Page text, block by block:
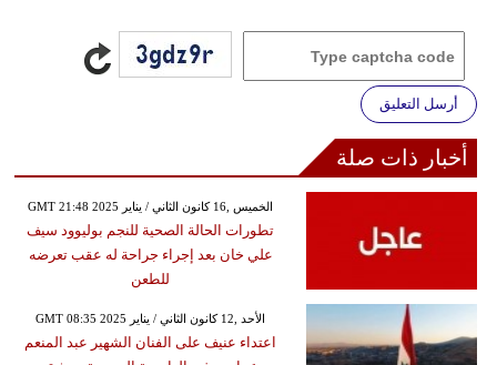
أرسل التعليق
أخبار ذات صلة
GMT 21:48 2025 الخميس ,16 كانون الثاني / يناير
تطورات الحالة الصحية للنجم بوليوود سيف
علي خان بعد إجراء جراحة له عقب تعرضه
للطعن
GMT 08:35 2025 الأحد ,12 كانون الثاني / يناير
اعتداء عنيف على الفنان الشهير عبد المنعم